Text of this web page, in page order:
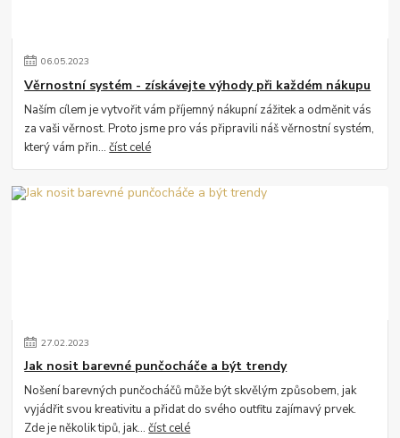
06.05.2023
Věrnostní systém - získávejte výhody při každém nákupu
Naším cílem je vytvořit vám příjemný nákupní zážitek a odměnit vás
za vaši věrnost. Proto jsme pro vás připravili náš věrnostní systém,
který vám přin...číst celé
27.02.2023
Jak nosit barevné punčocháče a být trendy
Nošení barevných punčocháčů může být skvělým způsobem, jak
vyjádřit svou kreativitu a přidat do svého outfitu zajímavý prvek.
Zde je několik tipů, jak...číst celé